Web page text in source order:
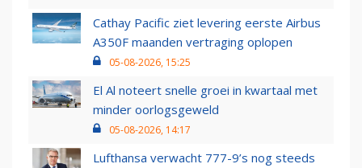
Cathay Pacific ziet levering eerste Airbus
A350F maanden vertraging oplopen
05-08-2026, 15:25
El Al noteert snelle groei in kwartaal met
minder oorlogsgeweld
05-08-2026, 14:17
Lufthansa verwacht 777-9’s nog steeds